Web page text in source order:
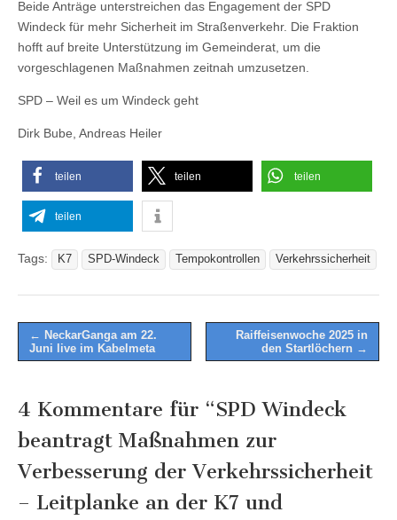
Beide Anträge unterstreichen das Engagement der SPD
Windeck für mehr Sicherheit im Straßenverkehr. Die Fraktion
hofft auf breite Unterstützung im Gemeinderat, um die
vorgeschlagenen Maßnahmen zeitnah umzusetzen.
SPD – Weil es um Windeck geht
Dirk Bube, Andreas Heiler
teilen teilen teilen
teilen
Tags: K7 SPD-Windeck Tempokontrollen Verkehrssicherheit
Post
navigation
← NeckarGanga am 22.
Juni live im Kabelmeta
Raiffeisenwoche 2025 in
den Startlöchern →
4 Kommentare für “SPD Windeck
beantragt Maßnahmen zur
Verbesserung der Verkehrssicherheit
– Leitplanke an der K7 und